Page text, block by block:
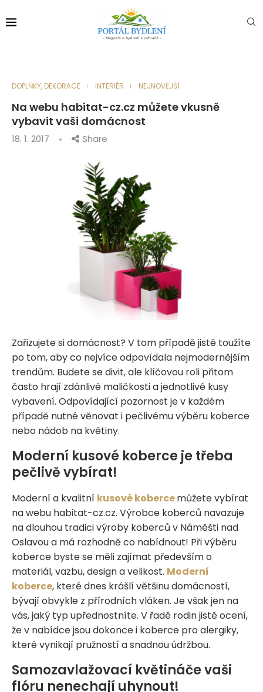
DOPLŇKY, DEKORACE INTERIÉR NEJNOVĚJŠÍ
Na webu habitat-cz.cz můžete vkusně
vybavit vaši domácnost
18. 1. 2017 Share
Zařizujete si domácnost? V tom případě jistě toužíte
po tom, aby co nejvíce odpovídala nejmodernějším
trendům. Budete se divit, ale klíčovou roli přitom
často hrají zdánlivé maličkosti a jednotlivé kusy
vybavení. Odpovídající pozornost je v každém
případě nutné věnovat i pečlivému výběru koberce
nebo nádob na květiny.
Moderní kusové koberce je třeba
pečlivě vybírat!
Moderní a kvalitní kusové kobercemůžete vybírat
na webu habitat-cz.cz. Výrobce koberců navazuje
na dlouhou tradici výroby koberců v Náměšti nad
Oslavou a má rozhodně co nabídnout! Při výběru
koberce byste se měli zajímat především o
materiál, vazbu, design a velikost. Moderní
koberce, které dnes krášlí většinu domácností,
bývají obvykle z přírodních vláken. Je však jen na
vás, jaký typ upřednostníte. V řadě rodin jistě ocení,
že v nabídce jsou dokonce i koberce pro alergiky,
které vynikají pružností a snadnou údržbou.
Samozavlažovací květináče vaši
flóru nenechají uhynout!